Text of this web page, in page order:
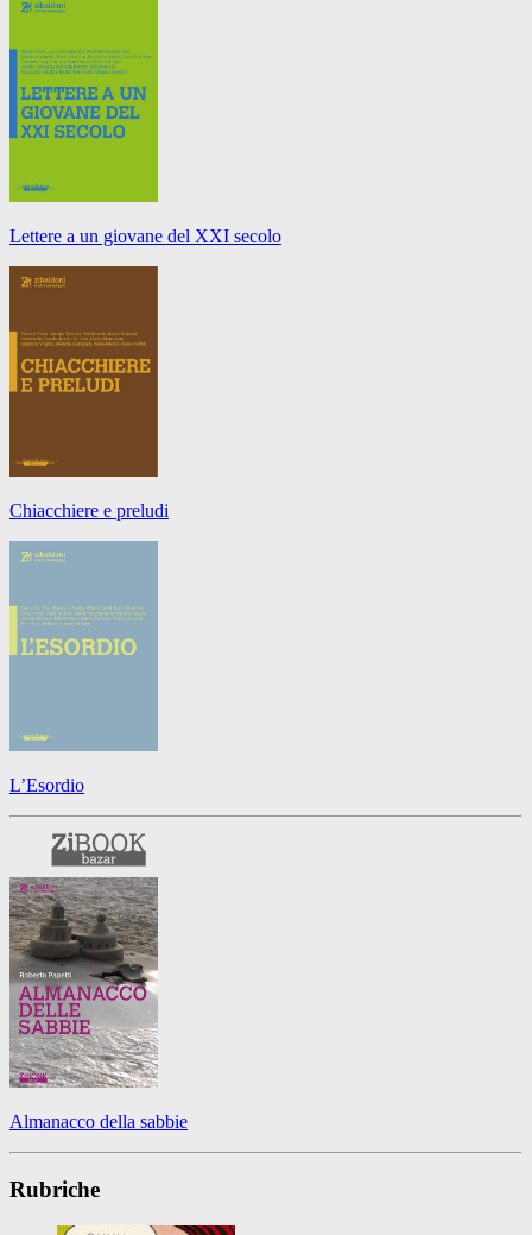
Lettere a un giovane del XXI secolo
Chiacchiere e preludi
L’Esordio
Almanacco della sabbie
Rubriche